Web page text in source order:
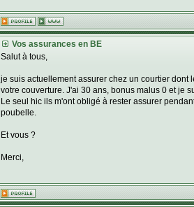
Vos assurances en BE
Salut à tous,
je suis actuellement assurer chez un courtier dont
votre couverture. J'ai 30 ans, bonus malus 0 et je
Le seul hic ils m'ont obligé à rester assurer
poubelle.
Et vous ?
Merci,